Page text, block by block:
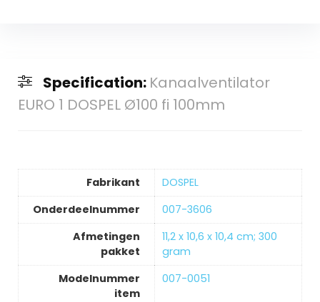
Specification: Kanaalventilator
EURO 1 DOSPEL Ø100 fi 100mm
Fabrikant
‎DOSPEL
Onderdeelnummer
‎007-3606
Afmetingen
pakket
‎11,2 x 10,6 x 10,4 cm; 300
gram
Modelnummer
item
‎007-0051